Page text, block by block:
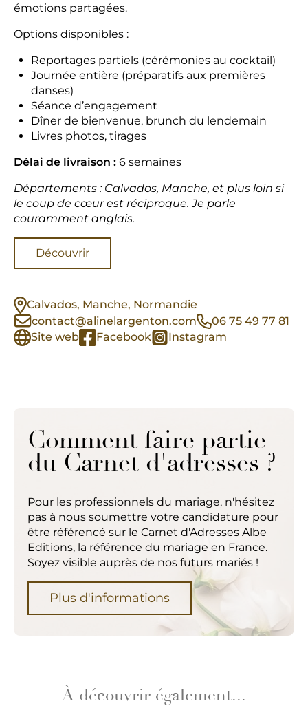
émotions partagées.
Options disponibles :
Reportages partiels (cérémonies au cocktail)
Journée entière (préparatifs aux premières
danses)
Séance d’engagement
Dîner de bienvenue, brunch du lendemain
Livres photos, tirages
Délai de livraison : 6 semaines
Départements : Calvados, Manche, et plus loin si
le coup de cœur est réciproque. Je parle
couramment anglais.
Découvrir
Calvados, Manche, Normandie
contact@alinelargenton.com
06 75 49 77 81
Site web
Facebook Instagram
Comment faire partie
du Carnet d'adresses ?
Pour les professionnels du mariage, n'hésitez
pas à nous soumettre votre candidature pour
être référencé sur le Carnet d'Adresses Albe
Editions, la référence du mariage en France.
Soyez visible auprès de nos futurs mariés !
Plus d'informations
À découvrir également...